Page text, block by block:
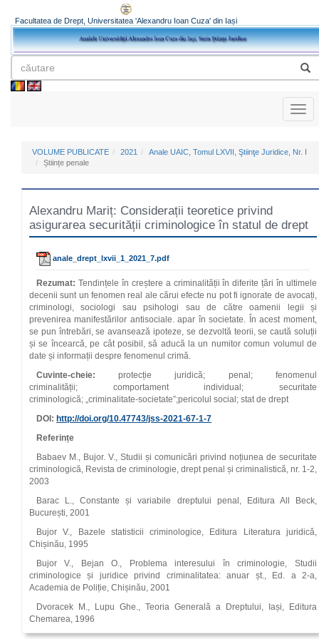
Facultatea de Drept, Universitatea 'Alexandru Ioan Cuza' din Iași
VOLUME PUBLICATE 2021
Anale UAIC, Tomul LXVII, Ştiinţe Juridice, Nr. I
Științe penale
Alexandru Mariț: Considerații teoretice privind
asigurarea securității criminologice în statul de drept
anale_drept_lxvii_1_2021_7.pdf
Rezumat: Tendințele în creștere a criminalității în diferite țări în ultimele
decenii sunt un fenomen real ale cărui efecte nu pot fi ignorate de avocați,
criminologi, sociologi sau psihologi sau de către oamenii legii și
prevenirea manifestărilor antisociale. apar în societate. În acest moment,
se pun întrebări, se avansează ipoteze, se dezvoltă teorii, se caută soluții
și se încearcă, pe cât posibil, să aducă la un numitor comun volumul de
date și informații despre fenomenul crimă.
Cuvinte-cheie: protecție juridică; penal; fenomenul
criminalității; comportament individual; securitate
criminologică; „criminalitate-societate”;pericolul social; stat de drept
DOI: http://doi.org/10.47743/jss-2021-67-1-7
Referințe
Babaev M., Bujor. V., Studii și comunicări privind noțiunea de securitate
criminologică, Revista de criminologie, drept penal și criminalistică, nr. 1-2,
2003
Barac L., Constante și variabile dreptului penal, Editura All Beck,
București, 2001
Bujor V., Bazele statisticii criminologice, Editura Literatura juridică,
Chișinău, 1995
Bujor V., Bejan O., Problema interesului în criminologie, Studii
criminologice și juridice privind criminalitatea: anuar șt., Ed. a 2-a,
Academia de Poliție, Chișinău, 2001
Dvoracek M., Lupu Ghe., Teoria Generală a Dreptului, Iași, Editura
Chemarea, 1996